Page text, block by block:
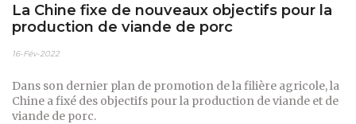
La Chine fixe de nouveaux objectifs pour la
production de viande de porc
16-Fév-2022
Dans son dernier plan de promotion de la filière agricole, la
Chine a fixé des objectifs pour la production de viande et de
viande de porc.